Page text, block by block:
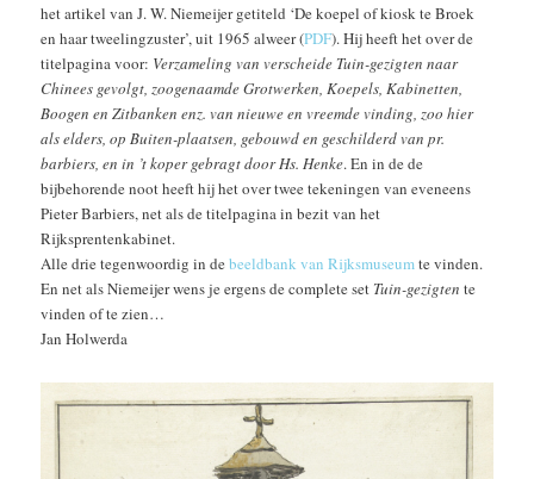
het artikel van J. W. Niemeijer getiteld ‘De koepel of kiosk te Broek
en haar tweelingzuster’, uit 1965 alweer (PDF). Hij heeft het over de
titelpagina voor: Verzameling van verscheide Tuin-gezigten naar
Chinees gevolgt, zoogenaamde Grotwerken, Koepels, Kabinetten,
Boogen en Zitbanken enz. van nieuwe en vreemde vinding, zoo hier
als elders, op Buiten-plaatsen, gebouwd en geschilderd van pr.
barbiers, en in ’t koper gebragt door Hs. Henke. En in de de
bijbehorende noot heeft hij het over twee tekeningen van eveneens
Pieter Barbiers, net als de titelpagina in bezit van het
Rijksprentenkabinet.
Alle drie tegenwoordig in debeeldbank van Rijksmuseumte vinden.
En net als Niemeijer wens je ergens de complete set Tuin-gezigten te
vinden of te zien…
Jan Holwerda